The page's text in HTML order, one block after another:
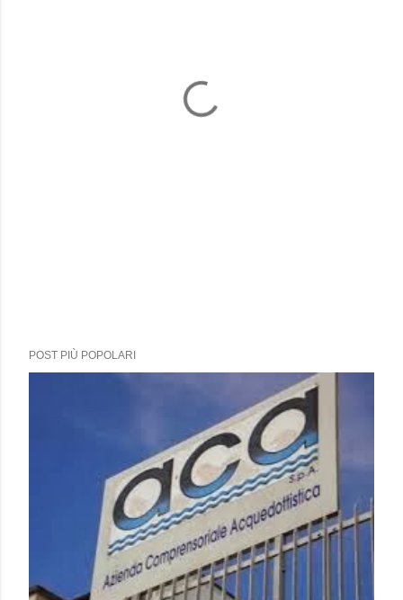
POST PIÙ POPOLARI